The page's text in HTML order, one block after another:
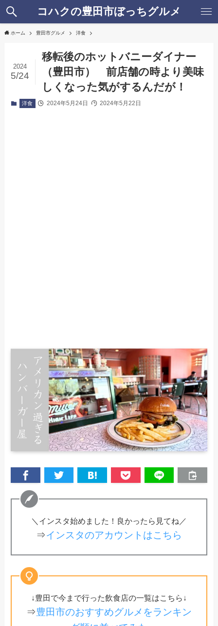
コハクの豊田市ぼっちグルメ
ホーム 豊田市グルメ 洋食
移転後のホットバニーダイナー
（豊田市） 前店舗の時より美味
しくなった気がするんだが！
2024
5/24
洋食 2024年5月24日 2024年5月22日
＼インスタ始めました！良かったら見てね／
⇒インスタのアカウントはこちら
↓豊田で今まで行った飲食店の一覧はこちら↓
⇒豊田市のおすすめグルメをランキン